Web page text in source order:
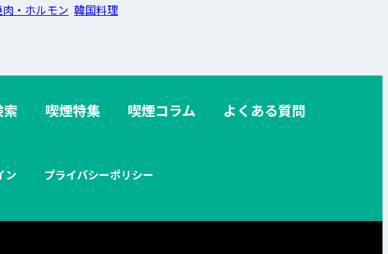
・ホルモン 韓国料理
喫煙特集 喫煙コラム よくある質問
ン プライバシーポリシー